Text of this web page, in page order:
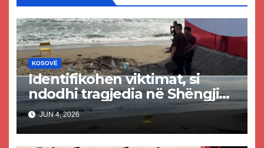
KOSOVË
Identifikohen viktimat, si
ndodhi tragjedia në Shëngjin
ku mbetën të vdekur dy të
rinj kosovarë
JUN 4, 2026